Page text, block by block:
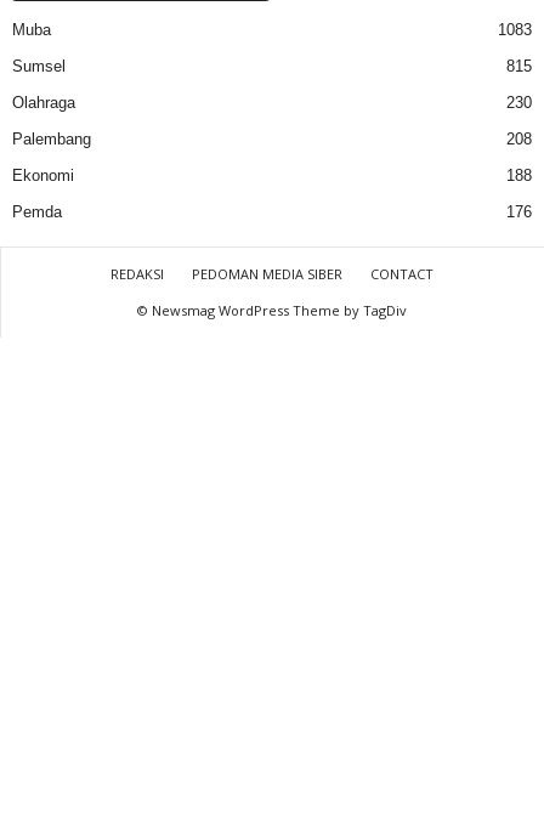
Muba
1083
Sumsel
815
Olahraga
230
Palembang
208
Ekonomi
188
Pemda
176
REDAKSI PEDOMAN MEDIA SIBER
CONTACT
© Newsmag WordPress Theme by TagDiv